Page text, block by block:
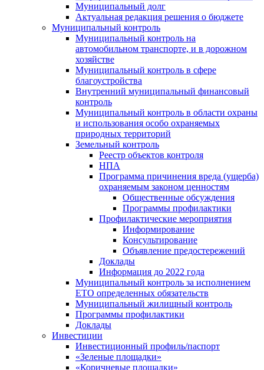
Муниципальный долг
Актуальная редакция решения о бюджете
Муниципальный контроль
Муниципальный контроль на
автомобильном транспорте, и в дорожном
хозяйстве
Муниципальный контроль в сфере
благоустройства
Внутренний муниципальный финансовый
контроль
Муниципальный контроль в области охраны
и использования особо охраняемых
природных территорий
Земельный контроль
Реестр объектов контроля
НПА
Программа причинения вреда (ущерба)
охраняемым законом ценностям
Общественные обсуждения
Программы профилактики
Профилактические мероприятия
Информирование
Консультирование
Объявление предостережений
Доклады
Информация до 2022 года
Муниципальный контроль за исполнением
ЕТО определенных обязательств
Муниципальный жилищный контроль
Программы профилактики
Доклады
Инвестиции
Инвестиционный профиль/паспорт
«Зеленые площадки»
«Коричневые площадки»